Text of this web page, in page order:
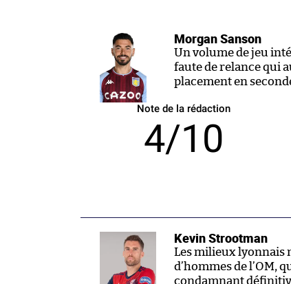
Morgan Sanson
Un volume de jeu
faute de relance qui
placement en
Note de la rédaction
4/10
Kevin Strootman
Les milieux lyonnais
d’hommes de l’OM,
condamnant